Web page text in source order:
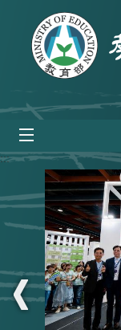
跳到主要內容區塊
:::